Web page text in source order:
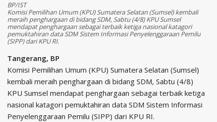
BP/IST
Komisi Pemilihan Umum (KPU) Sumatera Selatan (Sumsel) kembali
meraih penghargaan di bidang SDM, Sabtu (4/8) KPU Sumsel
mendapat penghargaan sebagai terbaik ketiga nasional katagori
pemuktahiran data SDM Sistem Informasi Penyelenggaraan Pemilu
(SIPP) dari KPU RI.
Tangerang, BP
Komisi Pemilihan Umum (KPU) Sumatera Selatan (Sumsel)
kembali meraih penghargaan di bidang SDM, Sabtu (4/8)
KPU Sumsel mendapat penghargaan sebagai terbaik ketiga
nasional katagori pemuktahiran data SDM Sistem Informasi
Penyelenggaraan Pemilu (SIPP) dari KPU RI.